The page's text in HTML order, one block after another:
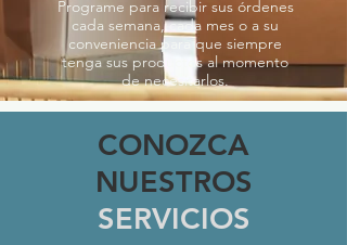
Programe para recibir sus órdenes
cada semana, cada mes o a su
conveniencia para que siempre
tenga sus productos al momento
de necesitarlos.
CONOZCA
NUESTROS
SERVICIOS